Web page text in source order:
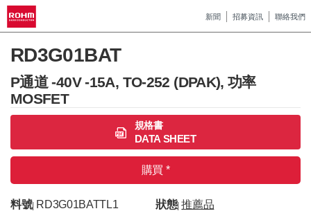
新聞 招募資訊 聯絡我們
RD3G01BAT
P通道 -40V -15A, TO-252 (DPAK), 功率
MOSFET
規格書
DATA SHEET
購買 *
料號| RD3G01BATTL1 狀態|推薦品